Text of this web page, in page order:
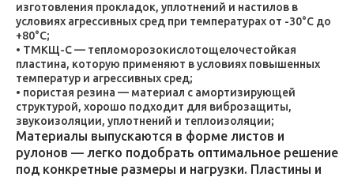
изготовления прокладок, уплотнений и настилов в
условиях агрессивных сред при температурах от -30°C до
+80°C;
ТМКЩ-С — тепломорозокислотощелочестойкая
пластина, которую применяют в условиях повышенных
температур и агрессивных сред;
пористая резина — материал с амортизирующей
структурой, хорошо подходит для виброзащиты,
звукоизоляции, уплотнений и теплоизоляции;
Материалы выпускаются в форме листов и
рулонов — легко подобрать оптимальное решение
под конкретные размеры и нагрузки. Пластины и